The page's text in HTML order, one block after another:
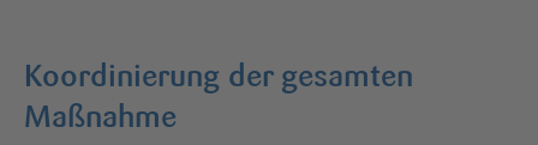
Koordinierung der gesamten
Maßnahme